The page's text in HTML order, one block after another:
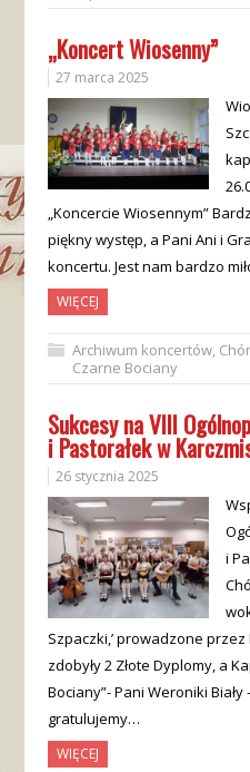
„Koncert Wiosenny”
27 marca 2025
„Koncercie Wiosennym”
piękny występ, a Pani Ani i
koncertu. Jest nam bardzo
WIĘCEJ
Archiwum koncertów,
Czarne Bociany
Sukcesy na VIII
i Pastorałek w
26 stycznia 2025
i
Szpaczki,’ prowadzone
zdobyły 2 Złote Dyplomy, a
Bociany”- Pani Weroniki
gratulujemy…
WIĘCEJ